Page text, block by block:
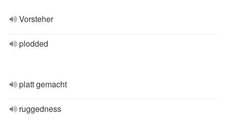
Vorsteher
plodded
platt gemacht
ruggedness